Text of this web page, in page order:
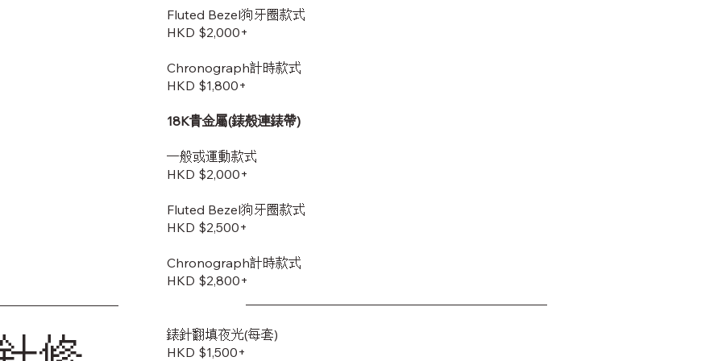
Fluted Bezel狗牙圈款式
HKD $2,000+
Chronograph計時款式
HKD $1,800+
18K貴金屬(錶殼連錶帶)
一般或運動款式
HKD $2,000+
Fluted Bezel狗牙圈款式
HKD $2,500+
Chronograph計時款式
HKD $2,800+
錶針翻填夜光(每套)
HKD $1,500+